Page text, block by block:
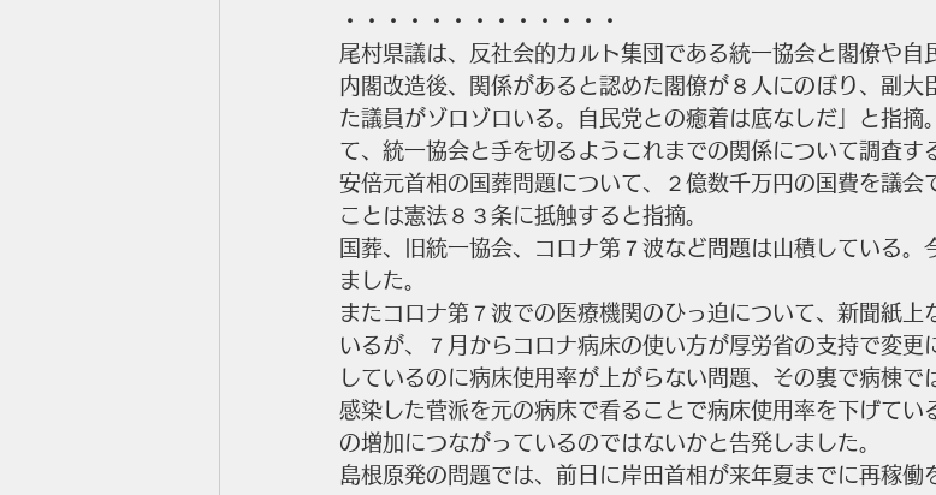
・・・・・・・・・・・・・
尾村県議は、反社会的カルト集団である統一協会と閣僚や自
内閣改造後、関係があると認めた閣僚が８人にのぼり、副大
た議員がゾロゾロいる。自民党との癒着は底なしだ」と指摘
て、統一協会と手を切るようこれまでの関係について調査す
安倍元首相の国葬問題について、２億数千万円の国費を議会
ことは憲法８３条に抵触すると指摘。
国葬、旧統一協会、コロナ第７波など問題は山積している。
ました。
またコロナ第７波での医療機関のひっ迫について、新聞紙上
いるが、７月からコロナ病床の使い方が厚労省の支持で変更
しているのに病床使用率が上がらない問題、その裏で病棟で
感染した菅派を元の病床で看ることで病床使用率を下げてい
の増加につながっているのではないかと告発しました。
島根原発の問題では、前日に岸田首相が来年夏までに再稼働